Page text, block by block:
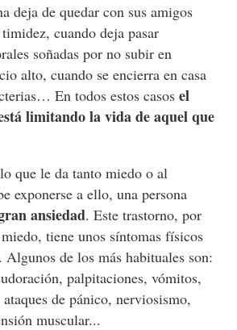
deja de quedar con sus amigos
cuando deja pasar
soñadas por no subir en
alto, cuando se encierra en casa
En todos estos casosel
limitando la vida de aquel que
que le da tanto miedo o al
exponerse a ello, una persona
ansiedad. Este trastorno, por
tiene unos síntomas físicos
Algunos de los más habituales son:
palpitaciones, vómitos,
de pánico, nerviosismo,
muscular...